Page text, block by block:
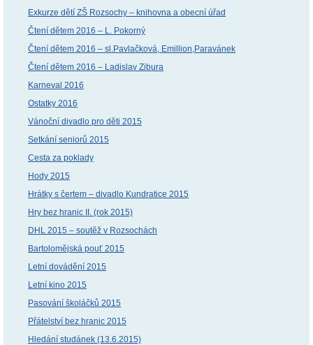
Exkurze dětí ZŠ Rozsochy – knihovna a obecní úřad
Čtení dětem 2016 – L. Pokorný
Čtení dětem 2016 – sl.Pavlačková, Emillion,Paravánek
Čtení dětem 2016 – Ladislav Zibura
Karneval 2016
Ostatky 2016
Vánoční divadlo pro děti 2015
Setkání seniorů 2015
Cesta za poklady
Hody 2015
Hrátky s čertem – divadlo Kundratice 2015
Hry bez hranic II. (rok 2015)
DHL 2015 – soutěž v Rozsochách
Bartolomějská pouť 2015
Letní dovádění 2015
Letní kino 2015
Pasování školáčků 2015
Přátelství bez hranic 2015
Hledání studánek (13.6.2015)